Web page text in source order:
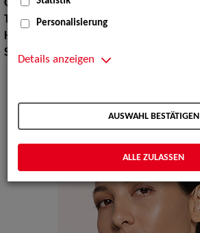
Oberweite:84
Taille:
64
Hüfte:
Schuhgröße:
40
Personalisierung
Details anzeigen
AUSWAHL BESTÄTIGEN
ALLE ZULASSEN